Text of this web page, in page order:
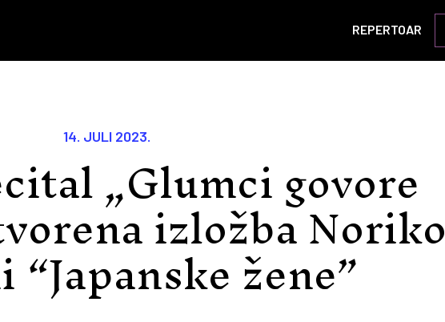
REPERTOAR
14. JULI 2023.
„Glumci govore
izložba Noriko
žene”